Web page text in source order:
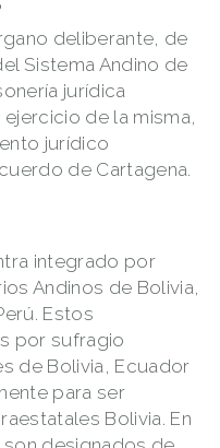
deliberante, de
Sistema Andino de
jurídica
de la misma,
jurídico
de Cartagena.
integrado por
Andinos de Bolivia,
Estos
por sufragio
de Bolivia, Ecuador
para ser
Bolivia. En